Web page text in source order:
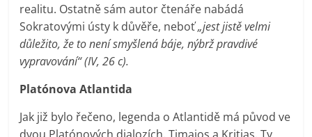
realitu. Ostatně sám autor čtenáře nabádá
Sokratovými ústy k důvěře, neboť„jest jistě velmi
důležito, že to není smyšlená báje, nýbrž pravdivé
vypravování“ (IV, 26 c).
Platónova Atlantida
Jak již bylo řečeno, legenda o Atlantidě má původ ve
dvou Platónových dialozích, Timaios a Kritias. Ty